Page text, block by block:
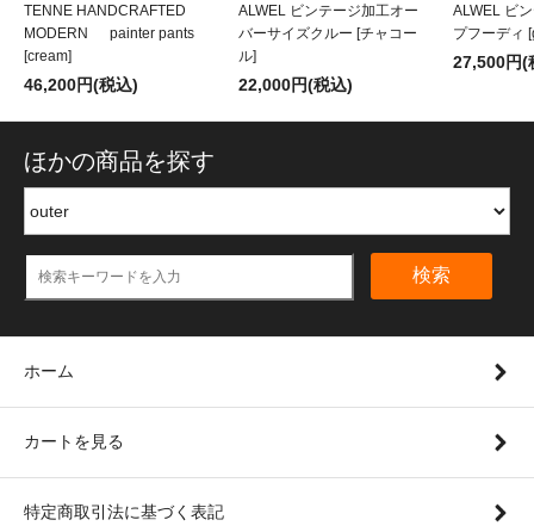
TENNE HANDCRAFTED
MODERN painter pants
[cream]
46,200円(税込)
ALWEL ビンテージ加工オー
バーサイズクルー [チャコー
ル]
22,000円(税込)
ALWEL ビ
プフーディ
27,500円(
ほかの商品を探す
検索
ホーム
カートを見る
特定商取引法に基づく表記